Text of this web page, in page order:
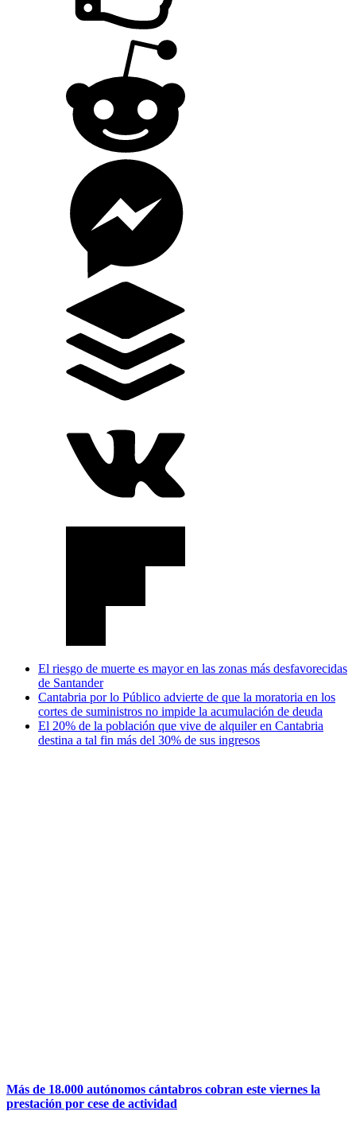
El riesgo de muerte es mayor en las zonas más desfavorecidas
de Santander
Cantabria por lo Público advierte de que la moratoria en los
cortes de suministros no impide la acumulación de deuda
El 20% de la población que vive de alquiler en Cantabria
destina a tal fin más del 30% de sus ingresos
Más de 18.000 autónomos cántabros cobran este viernes la
prestación por cese de actividad